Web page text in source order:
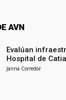
AVN
Evalúan
Hospital de
Janna Corredor